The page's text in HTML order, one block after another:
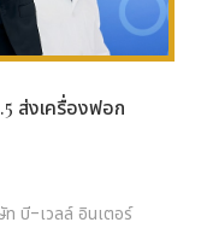
ส่งเครื่องฟอก
ท บี-เวลล์ อินเตอร์